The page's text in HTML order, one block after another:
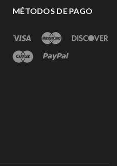
MÉTODOS DE PAGO